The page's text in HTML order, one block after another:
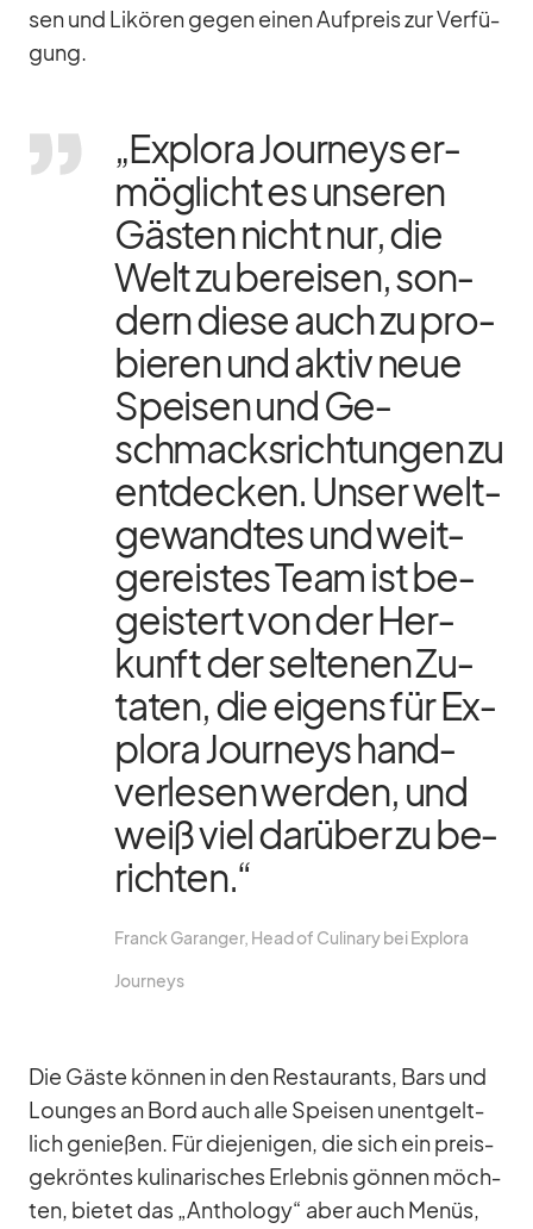
sen und Li­kö­ren ge­gen ei­nen Auf­preis zur Ver­fü­
gung.
„Ex­plora Jour­neys er­
mög­licht es un­se­ren
Gäs­ten nicht nur, die
Welt zu be­rei­sen, son­
dern diese auch zu pro­
bie­ren und ak­tiv neue
Spei­sen und Ge­
schmacks­rich­tun­gen zu
ent­de­cken. Un­ser welt­
ge­wand­tes und weit­
ge­reis­tes Team ist be­
geis­tert von der Her­
kunft der sel­te­nen Zu­
ta­ten, die ei­gens für Ex­
plora Jour­neys hand­
ver­le­sen wer­den, und
weiß viel dar­über zu be­
rich­ten.“
Franck Ga­r­an­ger, Head of Cu­linary bei Ex­plora
Jour­neys
Die Gäste kön­nen in den Re­stau­rants, Bars und
Loun­ges an Bord auch alle Spei­sen un­ent­gelt­
lich ge­nie­ßen. Für die­je­ni­gen, die sich ein preis­
ge­krön­tes ku­li­na­ri­sches Er­leb­nis gön­nen möch­
ten, bie­tet das „An­tho­logy“ aber auch Me­nüs,